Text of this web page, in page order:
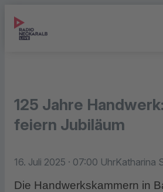
125 Jahre
feiern Jubiläum
16. Juli 2025 · 07:00 UhrKatharina
Die Handwerkskammern in